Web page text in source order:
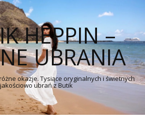
HEPPIN –
UBRANIA
okazje. Tysiące oryginalnych i świetnych
jakościowo ubrań z Butik